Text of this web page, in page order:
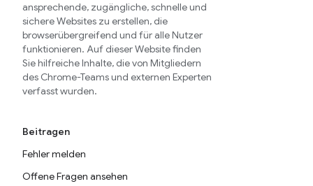
ansprechende, zugängliche, schnelle und
sichere Websites zu erstellen, die
browserübergreifend und für alle Nutzer
funktionieren. Auf dieser Website finden
Sie hilfreiche Inhalte, die von Mitgliedern
des Chrome-Teams und externen Experten
verfasst wurden.
Beitragen
Fehler melden
Offene Fragen ansehen